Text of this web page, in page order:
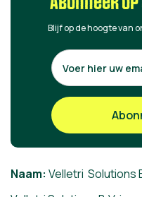
Naam: Velletri Solutions
Abonneer
Blijf op de hoogte van